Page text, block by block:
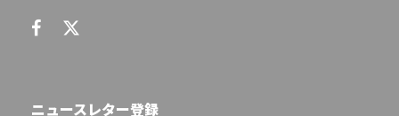
ニュースレター登録